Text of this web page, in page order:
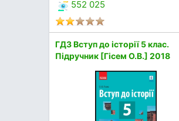
552 025
ГДЗ Вступ до історії 5 клас.
Підручник [Гісем О.В.] 2018